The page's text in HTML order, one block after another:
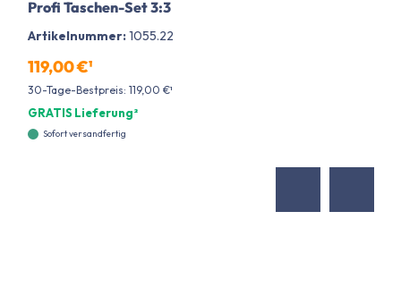
Profi Taschen-Set 3:3
Artikelnummer:1055.22
119,00 €¹
30-Tage-Bestpreis: 119,00 €¹
GRATIS Lieferung²
Sofort versandfertig